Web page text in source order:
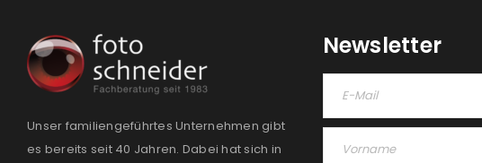
Unser familiengeführtes Unternehmen gibt
es bereits seit 40 Jahren. Dabei hat sich in
Newsletter